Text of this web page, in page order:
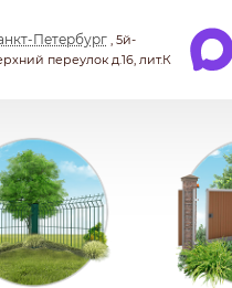
СВАИ
КОНТЕЙНЕРНЫЕ
ПЛОЩАДКИ
Петербург, 5й-
переулок д.16, лит.К